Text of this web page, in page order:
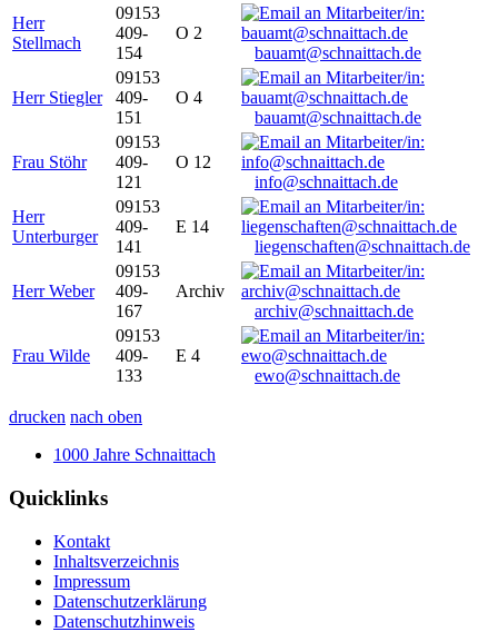
Herr
Stellmach
09153
409-
154
O 2
bauamt@schnaittach.de
Herr Stiegler
09153
409-
151
O 4
bauamt@schnaittach.de
Frau Stöhr
09153
409-
121
O 12
info@schnaittach.de
Herr
Unterburger
09153
409-
141
E 14
liegenschaften@schnaittach.de
Herr Weber
09153
409-
167
Archiv
archiv@schnaittach.de
Frau Wilde
09153
409-
133
E 4
ewo@schnaittach.de
drucken nach oben
1000 Jahre Schnaittach
Quicklinks
Kontakt
Inhaltsverzeichnis
Impressum
Datenschutzerklärung
Datenschutzhinweis